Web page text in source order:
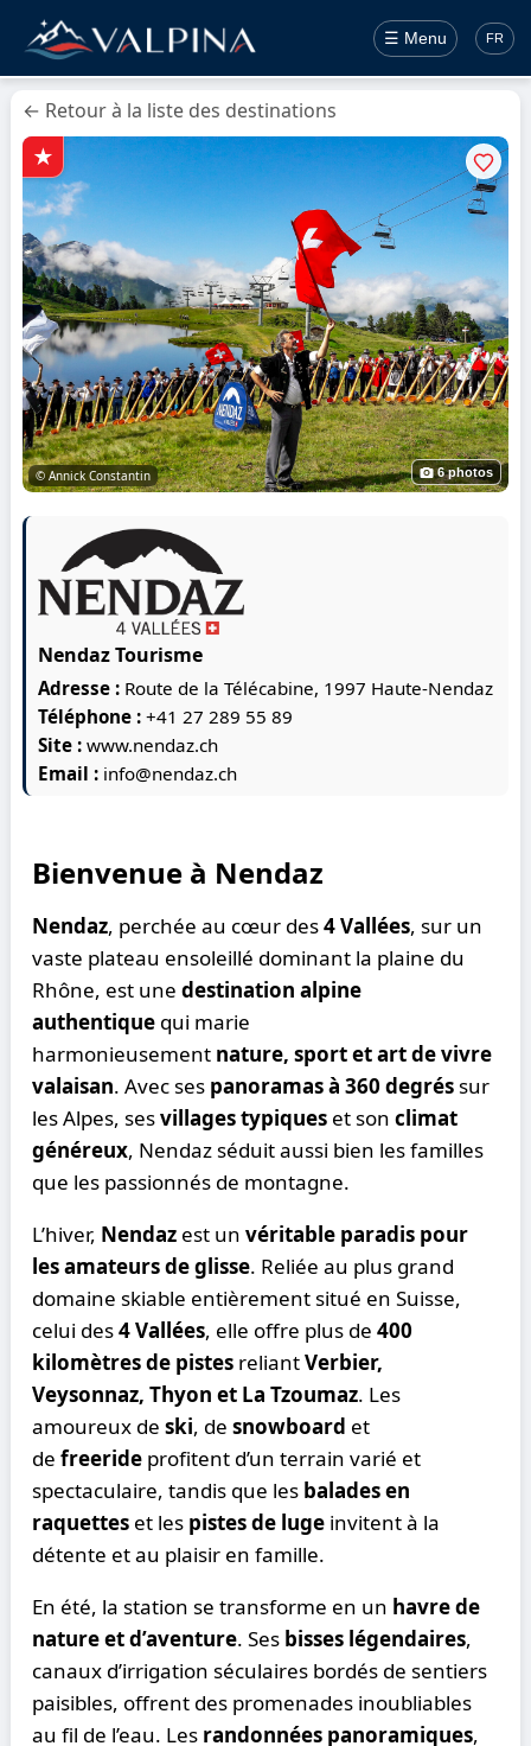
☰ Menu FR
← Retour à la liste des destinations
Nendaz Tourisme
Adresse : Route de la Télécabine, 1997 Haute-Nendaz
Téléphone :+41 27 289 55 89
Site :www.nendaz.ch
Email : info@nendaz.ch
© Annick Constantin 6 photos
Bienvenue à Nendaz
Nendaz, perchée au cœur des4 Vallées, sur un
vaste plateau ensoleillé dominant la plaine du
Rhône, est unedestination alpine
authentique qui marie
harmonieusement nature, sport et art de vivre
valaisan. Avec ses panoramas à 360 degréssur
les Alpes, sesvillages typiques et sonclimat
généreux, Nendaz séduit aussi bien les familles
que les passionnés de montagne.
L’hiver, Nendaz est unvéritable paradis pour
les amateurs de glisse. Reliée au plus grand
domaine skiable entièrement situé en Suisse,
celui des4 Vallées, elle offre plus de400
kilomètres de pistes reliantVerbier,
Veysonnaz, Thyon et La Tzoumaz. Les
amoureux deski, desnowboard et
defreeride profitent d’un terrain varié et
spectaculaire, tandis que les balades en
raquettes et les pistes de luge invitent à la
détente et au plaisir en famille.
En été, la station se transforme en un havre de
nature et d’aventure. Ses bisses légendaires,
canaux d’irrigation séculaires bordés de sentiers
paisibles, offrent des promenades inoubliables
au fil de l’eau. Les randonnées panoramiques,